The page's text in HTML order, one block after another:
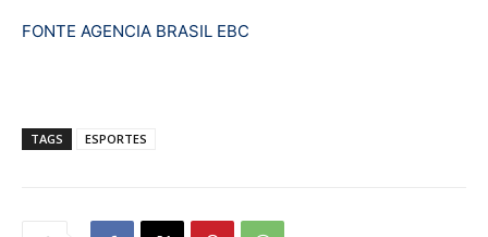
FONTE AGENCIA BRASIL EBC
TAGS ESPORTES